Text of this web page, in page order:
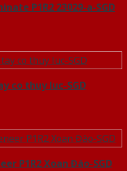
P1R2 23029-a-SGD
co thuy luc-SGD
P1R2 Xoan Đào-SGD